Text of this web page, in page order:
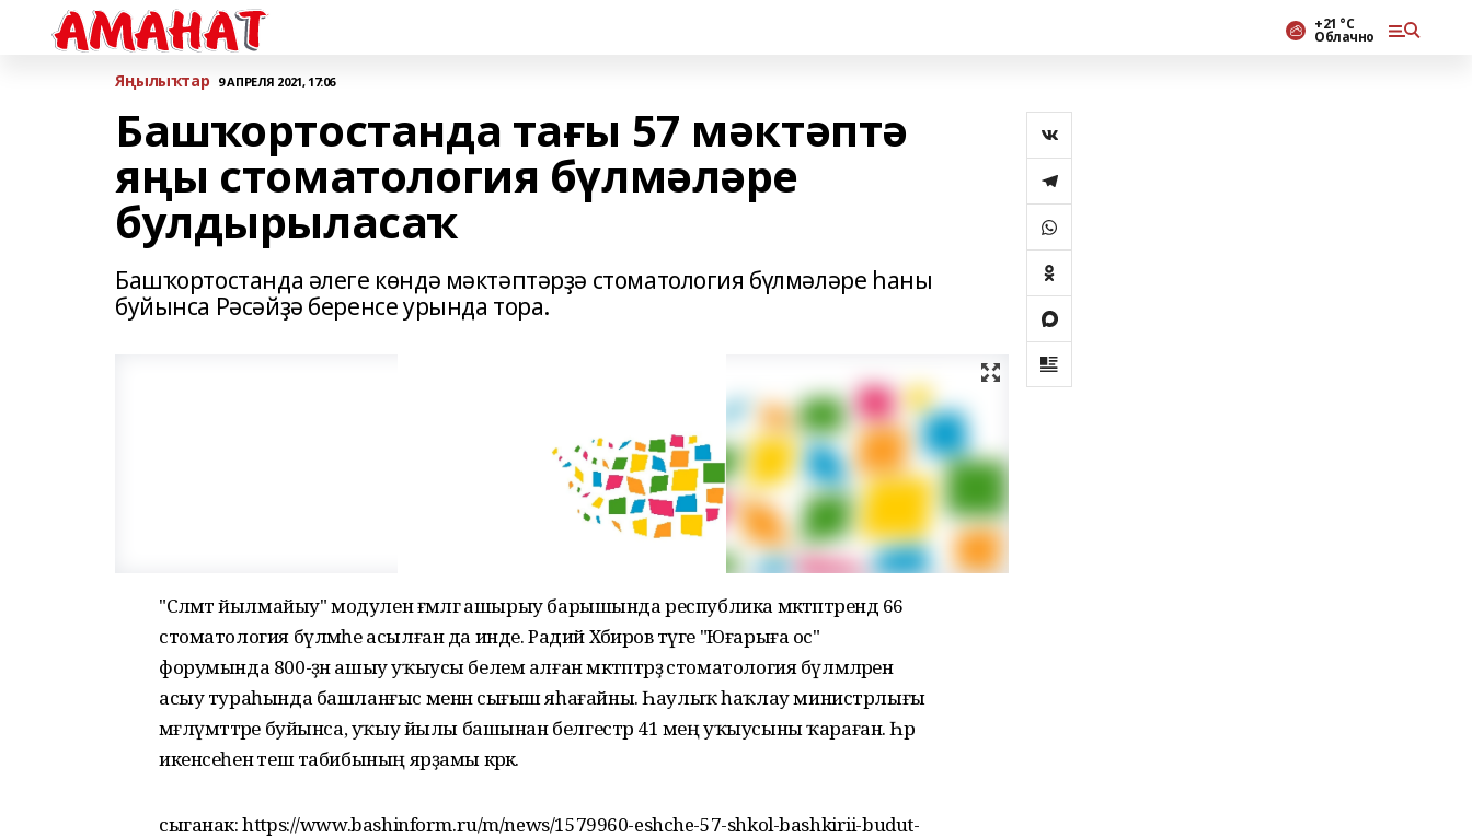
+21 °С
Облачно
Яңылыҡтар 9 АПРЕЛЯ 2021, 17:06
Башҡортостанда тағы 57 мәктәптә
яңы стоматология бүлмәләре
булдырыласаҡ
Башҡортостанда әлеге көндә мәктәптәрҙә стоматология бүлмәләре һаны
буйынса Рәсәйҙә беренсе урында тора.
"Сәләмәт йылмайыу" модулен ғәмәлгә ашырыу барышында республика мәктәптәрендә 66
стоматология бүлмәһе асылған да инде. Радий Хәбиров тәүге "Юғарыға ос"
форумында 800-ҙән ашыу уҡыусы белем алған мәктәптәрҙә стоматология бүлмәләрен
асыу тураһында башланғыс менән сығыш яһағайны. Һаулыҡ һаҡлау министрлығы
мәғлүмәттәре буйынса, уҡыу йылы башынан белгестәр 41 мең уҡыусыны ҡараған. Һәр
икенсеһенә теш табибының ярҙамы кәрәк.
сыганак: https://www.bashinform.ru/m/news/1579960-eshche-57-shkol-bashkirii-budut-